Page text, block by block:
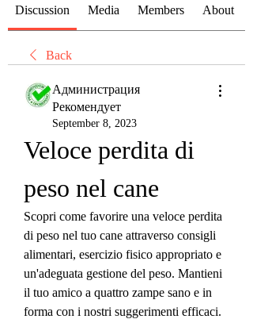
Discussion Media Members About
Back
Администрация
Рекомендует
September 8, 2023
Veloce perdita di
peso nel cane
Scopri come favorire una veloce perdita
di peso nel tuo cane attraverso consigli
alimentari, esercizio fisico appropriato e
un'adeguata gestione del peso. Mantieni
il tuo amico a quattro zampe sano e in
forma con i nostri suggerimenti efficaci.